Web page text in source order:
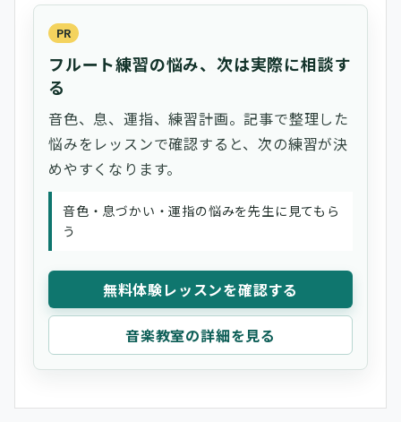
PR
フルート練習の悩み、次は実際に相談す
る
音色、息、運指、練習計画。記事で整理した
悩みをレッスンで確認すると、次の練習が決
めやすくなります。
音色・息づかい・運指の悩みを先生に見てもら
う
無料体験レッスンを確認する
音楽教室の詳細を見る